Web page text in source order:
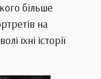
більше
на
їхні історії